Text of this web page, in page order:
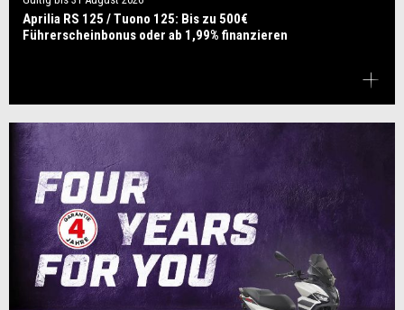
Aprilia RS 125 / Tuono 125: Bis zu 500€
Führerscheinbonus oder ab 1,99% finanzieren